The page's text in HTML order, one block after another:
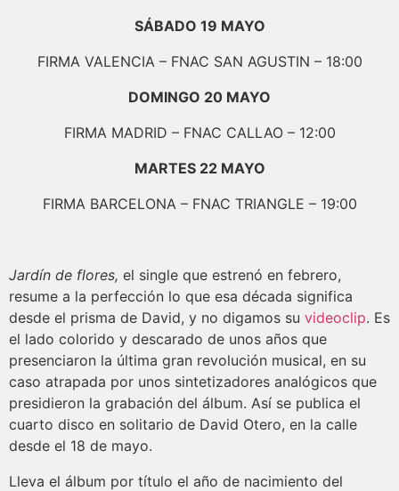
SÁBADO 19 MAYO
FIRMA VALENCIA – FNAC SAN AGUSTIN – 18:00
DOMINGO 20 MAYO
FIRMA MADRID – FNAC CALLAO – 12:00
MARTES 22 MAYO
FIRMA BARCELONA – FNAC TRIANGLE – 19:00
Jardín de flores, el single que estrenó en febrero,
resume a la perfección lo que esa década significa
desde el prisma de David, y no digamos su videoclip. Es
el lado colorido y descarado de unos años que
presenciaron la última gran revolución musical, en su
caso atrapada por unos sintetizadores analógicos que
presidieron la grabación del álbum. Así se publica el
cuarto disco en solitario de David Otero, en la calle
desde el 18 de mayo.
Lleva el álbum por título el año de nacimiento del